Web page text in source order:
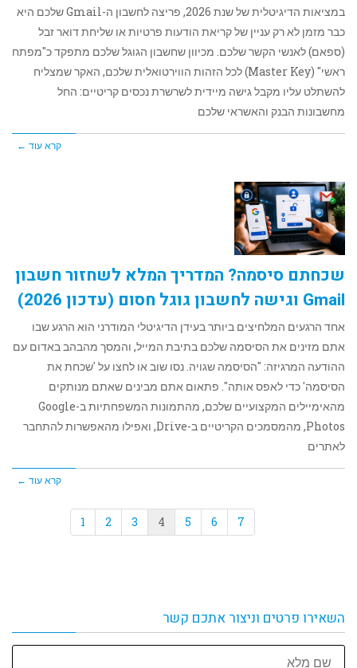
במציאות הדיגיטלית של שנת 2026, פריצה לחשבון ה-Gmail שלכם היא
כבר מזמן לא רק עניין של קריאת הודעות פרטיות או שליחת דואר זבל
(ספאם) לאנשי הקשר שלכם. מכיוון שחשבון הגוגל שלכם מתפקד כ"מפתח
ראשי" (Master Key) לכל הזהות הווירטואלית שלכם, האקר שמצליח
להשתלט עליו מקבל גישה מיידית לשרשרת נכסים קריטיים: החל
מחשבונות הבנק והאשראי שלכם
קרא עוד ←
שכחתם סיסמה? המדריך המלא לשחזור חשבון
Gmail וגישה לחשבון גוגל חסום (עדכון 2026)
אחד הרגעים המלחיצים ביותר בעידן הדיגיטלי המודרני הוא הרגע שבו
אתם מזינים את הסיסמה שלכם בתיבת המייל, והמסך מהבהב באדום עם
ההודעה המרגיזה: "הסיסמה שגויה. נסו שוב או לחצו על 'שכחת את
הסיסמה' כדי לאפס אותה". פתאום אתם מבינים שאתם מנותקים
מהאימיילים המקצועיים שלכם, מהתמונות המשפחתיות ב-Google
Photos, מהמסמכים הקריטיים ב-Drive, ואפילו מהאפשרות להתחבר
לאתרים
קרא עוד ←
1 2 3 4 5 6 7
השאירו פרטים וניצור אתכם קשר
שם
מלא